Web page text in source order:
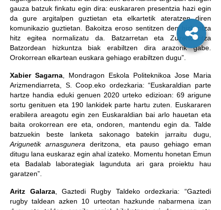
gauza batzuk finkatu egin dira: euskararen presentzia hazi egin
da gure argitalpen guztietan eta elkartetik ateratzen diren
komunikazio guztietan. Bakoitza eroso sentitzen den hizkuntza
hitz egitea normalizatu da. Batzarretan eta Zuzendaritza
Batzordean hizkuntza biak erabiltzen dira arazorik gabe.
Orokorrean elkartean euskara gehiago erabiltzen dugu”.
Xabier Sagarna , Mondragon Eskola Politeknikoa Jose Maria
Arizmendiarreta, S. Coop.eko ordezkaria: “Euskaraldian parte
hartze handia eduki genuen 2020 urteko edizioan: 69 arigune
sortu genituen eta 190 lankidek parte hartu zuten. Euskararen
erabilera areagotu egin zen Euskaraldian bai arlo hauetan eta
baita orokorrean ere eta, ondoren, mantendu egin da. Talde
batzuekin beste lanketa sakonago batekin jarraitu dugu,
Arigunetik arnasgunera deritzona, eta pauso gehiago eman
ditugu lana euskaraz egin ahal izateko. Momentu honetan Emun
eta Badalab laborategiak lagunduta ari gara proiektu hau
garatzen”.
Aritz Galarza, Gaztedi Rugby Taldeko ordezkaria: “Gaztedi
rugby taldean azken 10 urteotan hazkunde nabarmena izan